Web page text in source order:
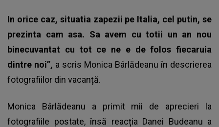
In orice caz, situatia zapezii pe Italia, cel putin, se
prezinta cam asa. Sa avem cu totii un an nou
binecuvantat cu tot ce ne e de folos fiecaruia
dintre noi”, a scris Monica Bârlădeanu în descrierea
fotografiilor din vacanță.
Monica Bârlădeanu a primit mii de aprecieri la
fotografiile postate, însă reacția Danei Budeanu a